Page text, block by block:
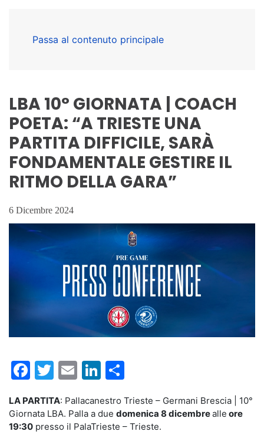
Passa al contenuto principale
LBA 10° GIORNATA | COACH
POETA: “A TRIESTE UNA
PARTITA DIFFICILE, SARÀ
FONDAMENTALE GESTIRE IL
RITMO DELLA GARA”
6 Dicembre 2024
Facebook
Twitter
EmailLinkedIn
LA PARTITA: Pallacanestro Trieste – Germani Brescia | 10°
Giornata LBA. Palla a due domenica 8 dicembrealle ore
19:30 presso il PalaTrieste – Trieste.